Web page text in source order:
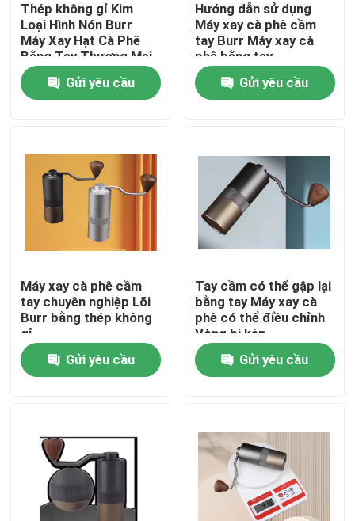
Nhà
Hướng dẫn VR
Về chúng tôi
Kiểm soát chất lượng
Liên hệ chúng tôi
Máy xay hạt cà phê
Máy xay cà phê Burr
Thép không gỉ Kim
Loại Hình Nón Burr
Máy Xay Hạt Cà Phê
Bằng Tay Thương Mại
Di Động Có Thể Giặt
Bằng Tay Cranked
Gửi yêu cầu
Hướng dẫn sử dụng
Máy xay cà phê cầm
tay Burr Máy xay cà
phê bằng tay
Gửi yêu cầu
Máy xay cà phê cầm
tay chuyên nghiệp Lõi
Burr bằng thép không
gỉ
Gửi yêu cầu
Tay cầm có thể gập lại
bằng tay Máy xay cà
phê có thể điều chỉnh
Vòng bi kép
Gửi yêu cầu